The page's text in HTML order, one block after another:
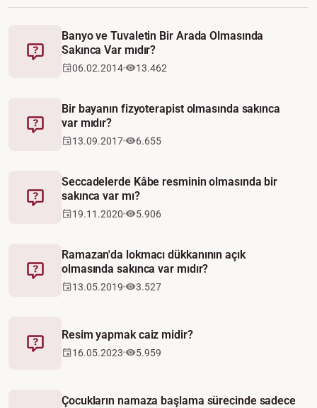
Fetva
Banyo ve Tuvaletin Bir Arada Olmasında
Sakınca Var mıdır?
06.02.2014 13.462
Fetva
Bir bayanın fizyoterapist olmasında sakınca
var mıdır?
13.09.2017 6.655
Fetva
Seccadelerde Kâbe resminin olmasında bir
sakınca var mı?
19.11.2020 5.906
Fetva
Ramazan'da lokmacı dükkanının açık
olmasında sakınca var mıdır?
13.05.2019 3.527
Fetva
Resim yapmak caiz midir?
16.05.2023 5.959
Çocukların namaza başlama sürecinde sadece